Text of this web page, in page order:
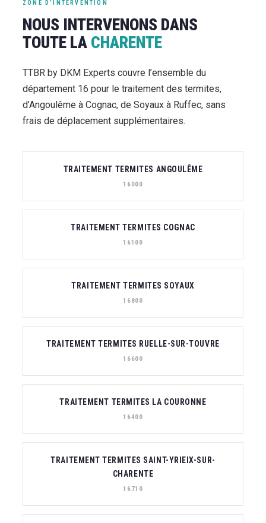
ZONE D’INTERVENTION
NOUS INTERVENONS DANS
TOUTE LA CHARENTE
TTBR by DKM Experts couvre l’ensemble du
département 16 pour le traitement des termites,
d’Angoulême à Cognac, de Soyaux à Ruffec, sans
frais de déplacement supplémentaires.
TRAITEMENT TERMITES ANGOULÊME
16000
TRAITEMENT TERMITES COGNAC
16100
TRAITEMENT TERMITES SOYAUX
16800
TRAITEMENT TERMITES RUELLE-SUR-TOUVRE
16600
TRAITEMENT TERMITES LA COURONNE
16400
TRAITEMENT TERMITES SAINT-YRIEIX-SUR-
CHARENTE
16710